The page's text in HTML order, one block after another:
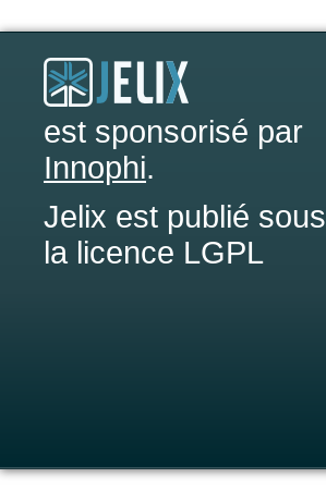
est sponsorisé par
Innophi.
Jelix est publié sous
la licence LGPL